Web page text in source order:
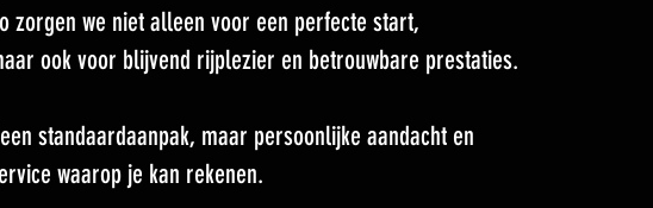
zorgen we niet alleen voor een perfecte start,
ook voor blijvend rijplezier en betrouwbare prestaties.
standaardaanpak, maar persoonlijke aandacht en
waarop je kan rekenen.